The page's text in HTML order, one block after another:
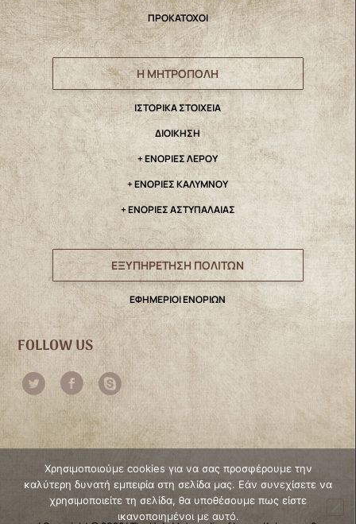
ΠΡΟΚΑΤΟΧΟΙ
Η ΜΗΤΡΟΠΟΛΗ
IΣΤΟΡΙΚΑ ΣΤΟΙΧΕΙΑ
ΔΙΟΙΚΗΣΗ
+ ΕΝΟΡΙΕΣ ΛΕΡΟΥ
+ ΕΝΟΡΙΕΣ ΚΑΛΥΜΝΟΥ
+ ΕΝΟΡΙΕΣ ΑΣΤΥΠΑΛΑΙΑΣ
ΕΞΥΠΗΡΕΤΗΣΗ ΠΟΛΙΤΩΝ
ΕΦΗΜΕΡΙΟΙ ΕΝΟΡΙΩΝ
FOLLOW US
Χρησιμοποιούμε cookies για να σας προσφέρουμε την
καλύτερη δυνατή εμπειρία στη σελίδα μας. Εάν συνεχίσετε να
χρησιμοποιείτε τη σελίδα, θα υποθέσουμε πως είστε
ικανοποιημένοι με αυτό.